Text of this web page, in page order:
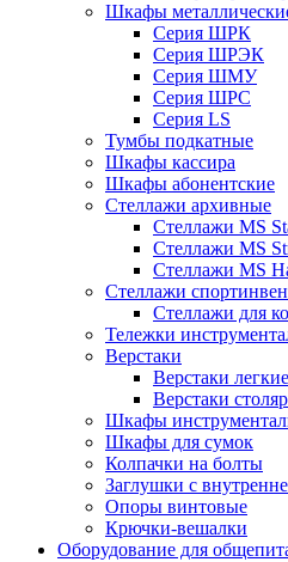
Шкафы
Серия ШРК
Серия ШРЭК
Серия ШМУ
Серия ШРС
Серия LS
Тумбы подкатные
Шкафы кассира
Шкафы абонентские
Стеллажи архивные
Стеллажи MS
Стеллажи MS
Стеллажи MS
Стеллажи
Стеллажи для
Тележки
Верстаки
Верстаки
Верстаки
Шкафы
Шкафы для сумок
Колпачки на болты
Заглушки с
Опоры винтовые
Крючки-вешалки
Оборудование для